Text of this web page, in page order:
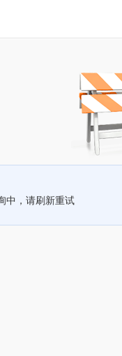
中，请刷新重试